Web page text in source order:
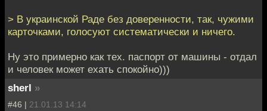
> В украинской Раде без доверенности, так, чужими
карточками, голосуют систематически и ничего.
Ну это примерно как тех. паспорт от машины - отдал
и человек может ехать спокойно)))
sherl »
#46 | 21.01.13 14:14